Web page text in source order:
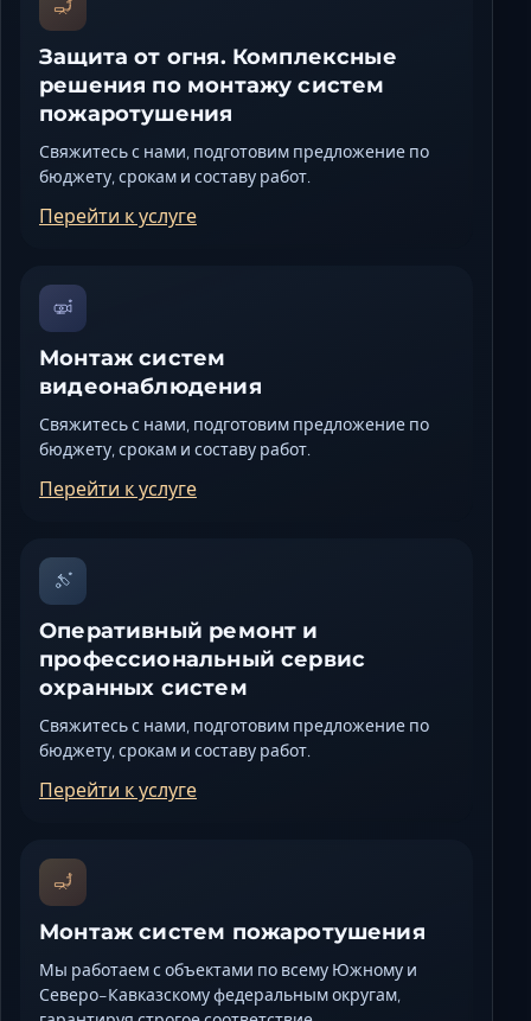
Защита от огня. Комплексные
решения по монтажу систем
пожаротушения
Свяжитесь с нами, подготовим предложение по
бюджету, срокам и составу работ.
Перейти к услуге
Монтаж систем
видеонаблюдения
Свяжитесь с нами, подготовим предложение по
бюджету, срокам и составу работ.
Перейти к услуге
Оперативный ремонт и
профессиональный сервис
охранных систем
Свяжитесь с нами, подготовим предложение по
бюджету, срокам и составу работ.
Перейти к услуге
Монтаж систем пожаротушения
Мы работаем с объектами по всему Южному и
Северо-Кавказскому федеральным округам,